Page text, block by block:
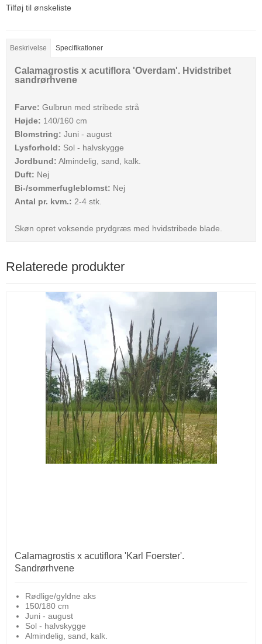
Tilføj til ønskeliste
Beskrivelse Specifikationer
Calamagrostis x acutiflora 'Overdam'. Hvidstribet
sandrørhvene
Farve: Gulbrun med stribede strå
Højde: 140/160 cm
Blomstring: Juni - august
Lysforhold: Sol - halvskygge
Jordbund: Almindelig, sand, kalk.
Duft: Nej
Bi-/sommerfugleblomst: Nej
Antal pr. kvm.: 2-4 stk.
Skøn opret voksende prydgræs med hvidstribede blade.
Relaterede produkter
Calamagrostis x acutiflora 'Karl Foerster'.
Sandrørhvene
Rødlige/gyldne aks
150/180 cm
Juni - august
Sol - halvskygge
Almindelig, sand, kalk.